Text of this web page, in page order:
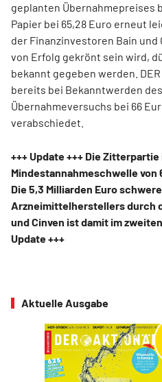
geplanten Übernahmepreises
Papier bei 65,28 Euro erneut
der Finanzinvestoren Bain und
von Erfolg gekrönt sein wird,
bekannt gegeben werden.
bereits bei Bekanntwerden
Übernahmeversuchs bei 66
verabschiedet.
+++ Update +++ Die
Mindestannahmeschwelle
Die 5,3 Milliarden Euro
Arzneimittelherstellers durch
und Cinven ist damit im
Update +++
Aktuelle Ausgabe